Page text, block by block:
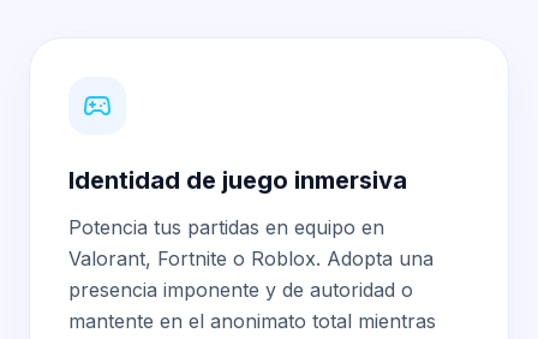
Identidad de juego inmersiva
Potencia tus partidas en equipo en
Valorant, Fortnite o Roblox. Adopta una
presencia imponente y de autoridad o
mantente en el anonimato total mientras